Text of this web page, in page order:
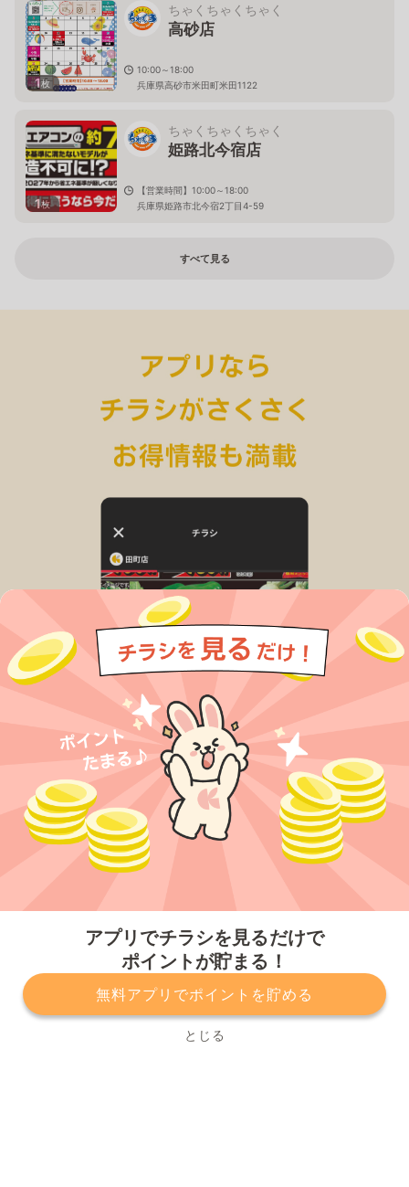
アプリでチラシを見るだけで
ポイントが貯まる！
無料アプリでポイントを貯める
とじる
1枚
ちゃくちゃくちゃく
高砂店
10:00～18:00
兵庫県高砂市米田町米田1122
1枚
ちゃくちゃくちゃく
姫路北今宿店
【営業時間】10:00～18:00
兵庫県姫路市北今宿2丁目4-59
すべて見る
プライバシーポリシー 利用規約
運営会社
サービスに関してのお問い合わせ